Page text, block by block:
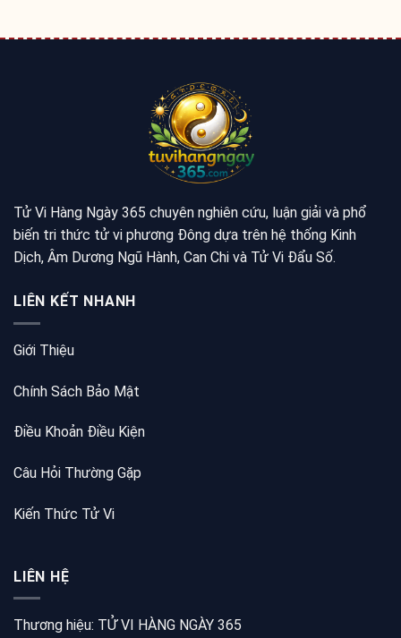
Tử Vi Hàng Ngày 365 chuyên nghiên cứu, luận giải và phổ
biến tri thức tử vi phương Đông dựa trên hệ thống Kinh
Dịch, Âm Dương Ngũ Hành, Can Chi và Tử Vi Đẩu Số.
LIÊN KẾT NHANH
Giới Thiệu
Chính Sách Bảo Mật
Điều Khoản Điều Kiện
Câu Hỏi Thường Gặp
Kiến Thức Tử Vi
LIÊN HỆ
Thương hiệu: TỬ VI HÀNG NGÀY 365